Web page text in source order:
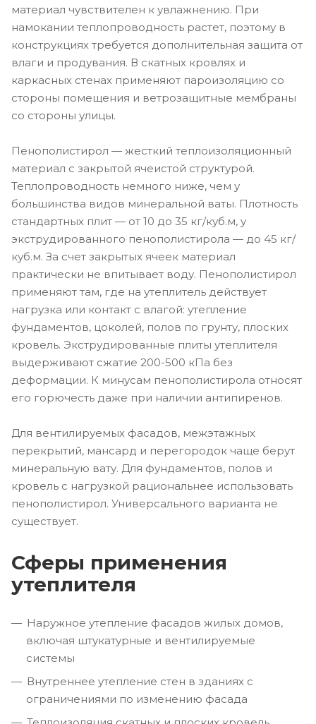
материал чувствителен к увлажнению. При
намокании теплопроводность растет, поэтому в
конструкциях требуется дополнительная защита от
влаги и продувания. В скатных кровлях и
каркасных стенах применяют пароизоляцию со
стороны помещения и ветрозащитные мембраны
со стороны улицы.
Пенополистирол — жесткий теплоизоляционный
материал с закрытой ячеистой структурой.
Теплопроводность немного ниже, чем у
большинства видов минеральной ваты. Плотность
стандартных плит — от 10 до 35 кг/куб.м, у
экструдированного пенополистирола — до 45 кг/
куб.м. За счет закрытых ячеек материал
практически не впитывает воду. Пенополистирол
применяют там, где на утеплитель действует
нагрузка или контакт с влагой: утепление
фундаментов, цоколей, полов по грунту, плоских
кровель. Экструдированные плиты утеплителя
выдерживают сжатие 200-500 кПа без
деформации. К минусам пенополистирола относят
его горючесть даже при наличии антипиренов.
Для вентилируемых фасадов, межэтажных
перекрытий, мансард и перегородок чаще берут
минеральную вату. Для фундаментов, полов и
кровель с нагрузкой рациональнее использовать
пенополистирол. Универсального варианта не
существует.
Сферы применения
утеплителя
Наружное утепление фасадов жилых домов,
включая штукатурные и вентилируемые
системы
Внутреннее утепление стен в зданиях с
ограничениями по изменению фасада